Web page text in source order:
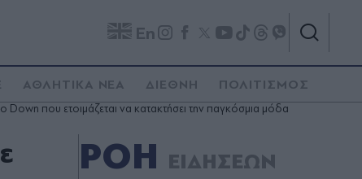
En
ΑΘΛΗΤΙΚΑ ΝΕΑ ΔΙΕΘΝΗ ΠΟΛΙΤΙΣΜΟΣ
που ετοιμάζεται να κατακτήσει την παγκόσμια μόδα
ΡΟΗ ΕΙΔΗΣΕΩΝ